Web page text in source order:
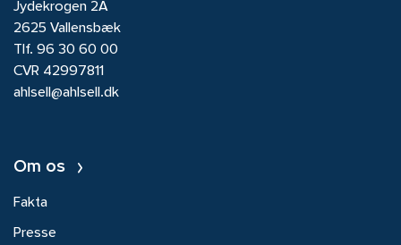
Jydekrogen 2A
2625 Vallensbæk
Tlf. 96 30 60 00
CVR 42997811
ahlsell@ahlsell.dk
Om os
Fakta
Presse